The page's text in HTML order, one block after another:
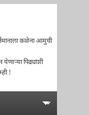
कळेना आमुची
पिढ्यांशी
!